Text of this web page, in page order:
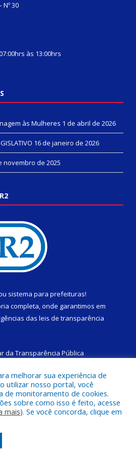
Nº 30
às 13:00hrs
às Mulheres 1 de abril de 2026
16 de janeiro de 2026
novembro de 2025
sistema para prefeituras!
completa, onde garantimos em
das leis de transparência
da Transparência Pública
a Câmara Municipal de São
do Capim.
Área Administrativa
melhorar sua experiência de
utilizar nosso portal, você
de monitoramento de cookies.
sobre como isso é feito, acesse
mais). Se você concorda, clique em